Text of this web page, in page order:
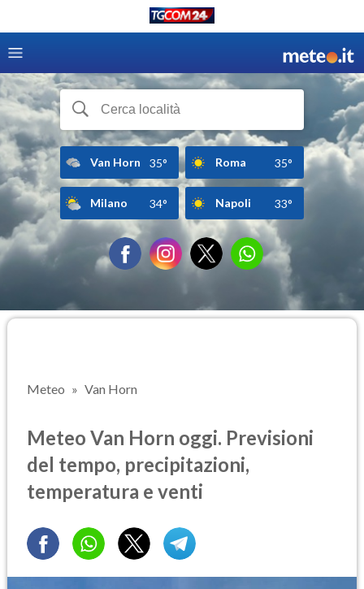
Van Horn 35° Roma 35°
Milano 34° Napoli 33°
Meteo Van Horn
Meteo Van Horn oggi. Previsioni
del tempo, precipitazioni,
temperatura e venti